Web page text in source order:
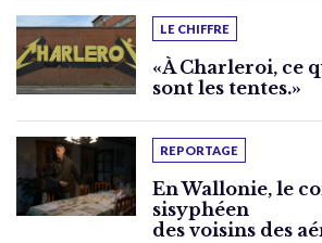
LE CHIFFRE
«À Charleroi, ce
sont les tentes.»
REPORTAGE
En Wallonie, le
sisyphéen
des voisins des